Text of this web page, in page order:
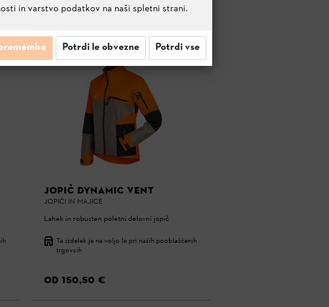
JOPIČ DYNAMIC VENT
JOPIČI IN MAJICE
Lahek in robusten poletni delovni jopič
Ta izdelek je na voljo le pri naših pooblaščenih
trgovcih
OD 150,50 €
in varstvo podatkov na naši spletni strani.
Potrdi le obvezne Potrdi vse